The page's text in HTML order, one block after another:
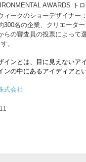
AWARDS ト
ィークのショーデザイナー
300名の企業、クリエータ
らの審査員の投票によって
。
インとは、目に見えないア
ンの中にあるアイディアと
式会社